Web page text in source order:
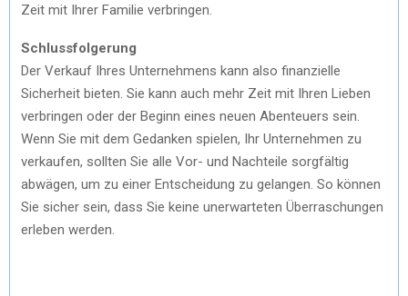
Zeit mit Ihrer Familie verbringen.
Schlussfolgerung
Der Verkauf Ihres Unternehmens kann also finanzielle
Sicherheit bieten. Sie kann auch mehr Zeit mit Ihren Lieben
verbringen oder der Beginn eines neuen Abenteuers sein.
Wenn Sie mit dem Gedanken spielen, Ihr Unternehmen zu
verkaufen, sollten Sie alle Vor- und Nachteile sorgfältig
abwägen, um zu einer Entscheidung zu gelangen. So können
Sie sicher sein, dass Sie keine unerwarteten Überraschungen
erleben werden.